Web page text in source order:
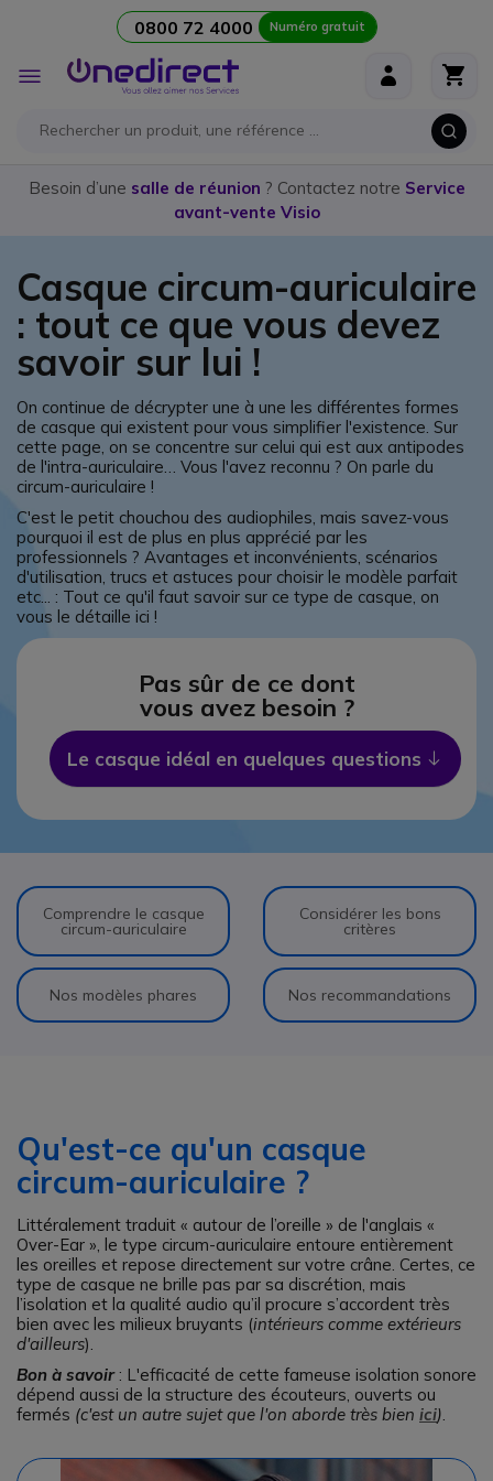
0800 72 4000 Numéro gratuit
Affichage
navigation
Besoin d’une salle de réunion ? Contactez notre Service
avant-vente Visio
Casque circum-auriculaire
: tout ce que vous devez
savoir sur lui !
On continue de décrypter une à une les différentes formes
de casque qui existent pour vous simplifier l'existence. Sur
cette page, on se concentre sur celui qui est aux antipodes
de l'intra-auriculaire… Vous l'avez reconnu ? On parle du
circum-auriculaire !
C'est le petit chouchou des audiophiles, mais savez-vous
pourquoi il est de plus en plus apprécié par les
professionnels ? Avantages et inconvénients, scénarios
d'utilisation, trucs et astuces pour choisir le modèle parfait
etc... : Tout ce qu'il faut savoir sur ce type de casque, on
vous le détaille ici !
Pas sûr de ce dont
vous avez besoin ?
Le casque idéal en quelques questions Icon
Comprendre le casque
circum-auriculaire
Considérer les bons
critères
Nos modèles phares Nos recommandations
Qu'est-ce qu'un casque
circum-auriculaire ?
Littéralement traduit « autour de l’oreille » de l'anglais «
Over-Ear », le type circum-auriculaire entoure entièrement
les oreilles et repose directement sur votre crâne. Certes, ce
type de casque ne brille pas par sa discrétion, mais
l’isolation et la qualité audio qu’il procure s’accordent très
bien avec les milieux bruyants (intérieurs comme extérieurs
d'ailleurs).
Bon à savoir: L'efficacité de cette fameuse isolation sonore
dépend aussi de la structure des écouteurs, ouverts ou
fermés (c'est un autre sujet que l'on aborde très bien ici).